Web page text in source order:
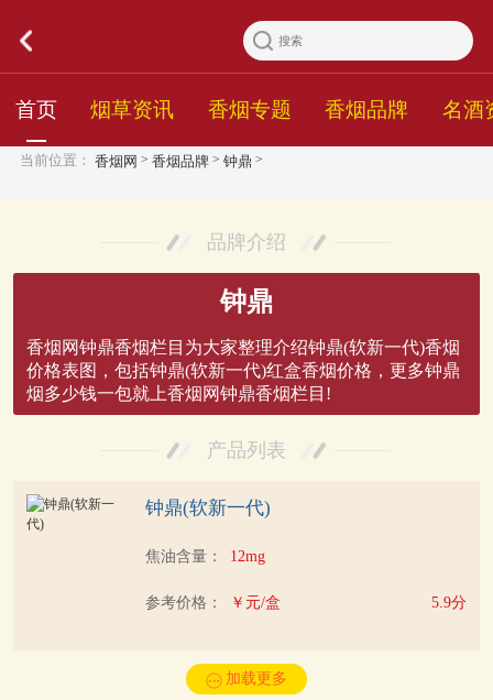
首页 烟草资讯 香烟专题 香烟品牌 名酒
当前位置： 香烟网 > 香烟品牌 > 钟鼎 >
品牌介绍
钟鼎
香烟网钟鼎香烟栏目为大家整理介绍钟鼎(软新一代)香烟
价格表图，包括钟鼎(软新一代)红盒香烟价格，更多钟鼎
烟多少钱一包就上香烟网钟鼎香烟栏目!
产品列表
钟鼎(软新一代)
焦油含量： 12mg
参考价格： ￥元/盒 5.9分
加载更多